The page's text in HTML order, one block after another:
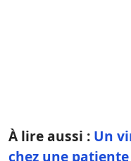
À lire aussi : Un
chez une